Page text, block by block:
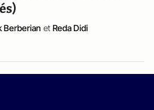
Berberian et Reda Didi